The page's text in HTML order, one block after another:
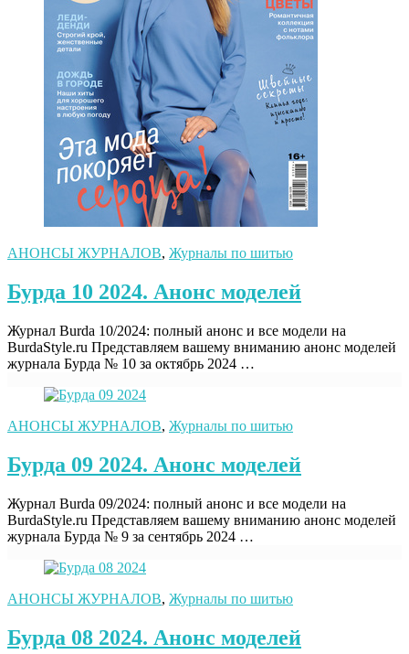
АНОНСЫ ЖУРНАЛОВ, Журналы по шитью
Бурда 10 2024. Анонс моделей
Журнал Burda 10/2024: полный анонс и все модели на
BurdaStyle.ru Представляем вашему вниманию анонс моделей
журнала Бурда № 10 за октябрь 2024 …
АНОНСЫ ЖУРНАЛОВ, Журналы по шитью
Бурда 09 2024. Анонс моделей
Журнал Burda 09/2024: полный анонс и все модели на
BurdaStyle.ru Представляем вашему вниманию анонс моделей
журнала Бурда № 9 за сентябрь 2024 …
АНОНСЫ ЖУРНАЛОВ, Журналы по шитью
Бурда 08 2024. Анонс моделей